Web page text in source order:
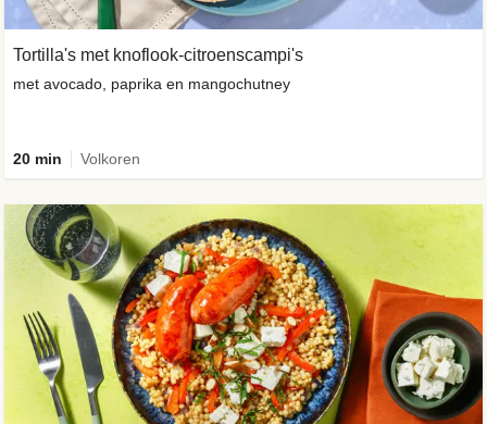
Tortilla's met knoflook-citroenscampi's
met avocado, paprika en mangochutney
20 min Volkoren